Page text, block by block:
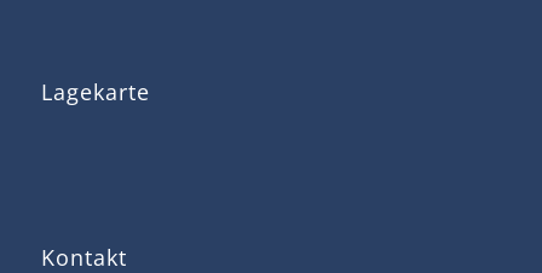
Lagekarte
Kontakt